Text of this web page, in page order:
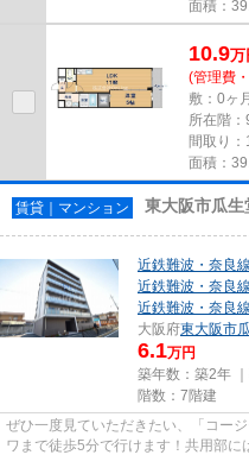
面積：
10.9万
(管理費
敷：0ヶ
所在階：
間取り：
面積：
賃貸｜マンション 東大阪市瓜生
近鉄難波・奈良線
近鉄難波・奈良線
近鉄難波・奈良線
大阪府東大阪市
6.1万円
築年数：築2年 ｜
階数：7階建
ぜひ一度見ていただきたい、「コー
ワまで徒歩5分で行けます！共用部に